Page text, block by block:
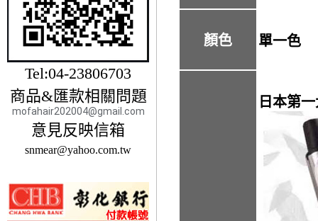
Tel:04-23806703
商品&匯款相關問題
mofahair202004@gmail.com
意見反映信箱
snmear@yahoo.com.tw
顏色 單一色
日本第